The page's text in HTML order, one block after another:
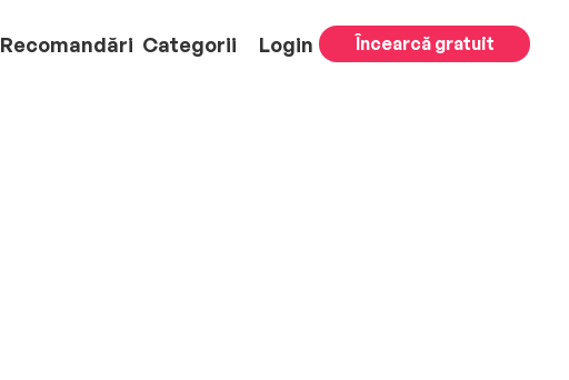
Recomandări Categorii Login Încearcă gratuit